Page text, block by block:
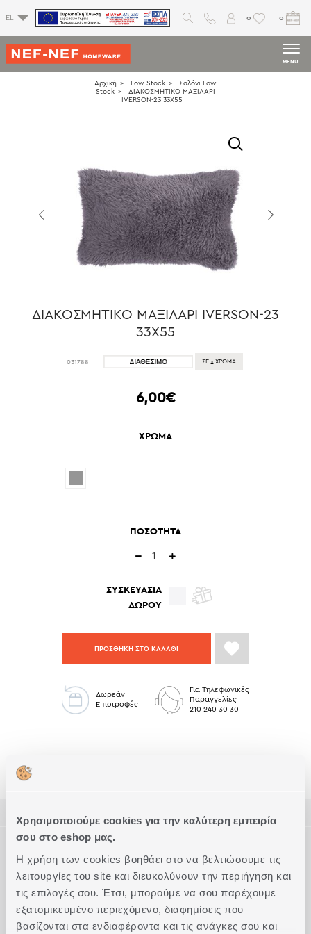
Χρησιμοποιούμε cookies για την καλύτερη εμπειρία
σου στο eshop μας.
Η χρήση των cookies βοηθάει στο να βελτιώσουμε τις
λειτουργίες του site και διευκολύνουν την περιήγηση και
τις επιλογές σου. Έτσι, μπορούμε να σου παρέχουμε
εξατομικευμένο περιεχόμενο, διαφημίσεις που
βασίζονται στα ενδιαφέροντα και τις ανάγκες σου και
EL 0 0
MENU
Αρχική Low Stock
Σαλόνι Low
Stock
ΔΙΑΚΟΣΜΗΤΙΚΟ ΜΑΞΙΛΑΡΙ
IVERSON-23 33Χ55
ΔΙΑΚΟΣΜΗΤΙΚΟ ΜΑΞΙΛΑΡΙ IVERSON-23
33Χ55
031788 ΣΕ 1 ΧΡΩΜΑ
6,00€
ΧΡΩΜΑ
ΠΟΣΟΤΗΤΑ
ΣΥΣΚΕΥΑΣΙΑ
ΔΩΡΟΥ
ΠΡΟΣΘΗΚΗ ΣΤΟ ΚΑΛΑΘΙ
Δωρεάν
Επιστροφές
Για Τηλεφωνικές
Παραγγελίες
210 240 30 30
την μπροστά πλευρά και από mink 180gr/m 2
από την πίσω
πλευρά.
ΤΕΧΝΙΚΑ ΧΑΡΑΚΤΗΡΙΣΤΙΚΑ
Ποιότητα 100% Πολυεστέρας
Ακριβείς διαστάσεις 33x55
Συμπληρώστε το Look